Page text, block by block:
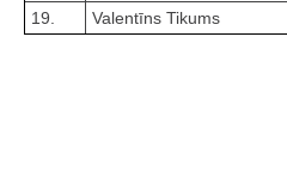
19.
Valentīns Tikums